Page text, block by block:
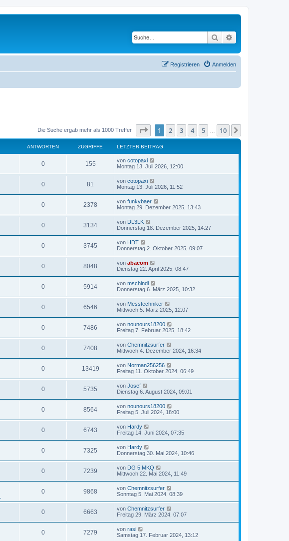
Suche
Anmelden
Registrieren
Die Suche ergab mehr als 1000 Treffer Seite von10
1 2 3 4 5 10
ANTWORTEN ZUGRIFFE LETZTER BEITRAG
0 155 von cotopaxi
Montag 13. Juli 2026, 12:00
0 81 von cotopaxi
Montag 13. Juli 2026, 11:52
0 2378 von funkybaer
Montag 29. Dezember 2025, 13:43
0 3134 von DL3LK
Donnerstag 18. Dezember 2025, 14:27
0 3745 von HDT
Donnerstag 2. Oktober 2025, 09:07
0 8048 von abacom
Dienstag 22. April 2025, 08:47
0 5914 von mschindi
Donnerstag 6. März 2025, 10:32
0 6546 von Messtechniker
Mittwoch 5. März 2025, 12:07
0 7486 von nounours18200
Freitag 7. Februar 2025, 18:42
0 7408 von Chemnitzsurfer
Mittwoch 4. Dezember 2024, 16:34
0 13419 von Norman256256
Freitag 11. Oktober 2024, 06:49
0 5735 von Josef
Dienstag 6. August 2024, 09:01
0 8564 von nounours18200
Freitag 5. Juli 2024, 18:00
0 6743 von Hardy
Freitag 14. Juni 2024, 07:35
0 7325 von Hardy
Donnerstag 30. Mai 2024, 10:46
0 7239 von DG 5 MKQ
Mittwoch 22. Mai 2024, 11:49
0 9868 von Chemnitzsurfer
Sonntag 5. Mai 2024, 08:39
0 6663 von Chemnitzsurfer
Freitag 29. März 2024, 07:07
0 7279 von rasi
Samstag 17. Februar 2024, 13:12